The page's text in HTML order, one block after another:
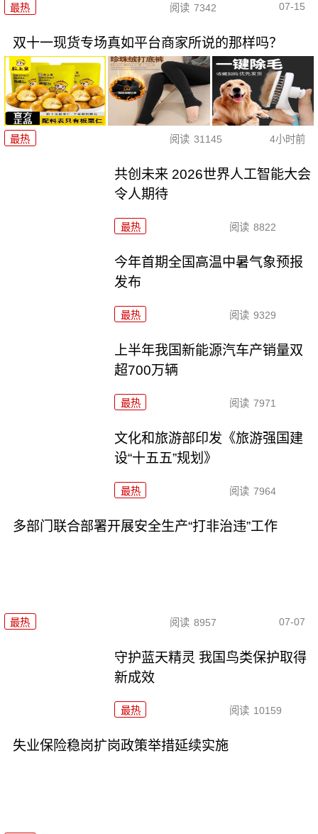
最热 阅读 7342 07-15
双十一现货专场真如平台商家所说的那样吗？
最热 阅读 31145 4小时前
共创未来 2026世界人工智能大会
令人期待
最热 阅读 8822
今年首期全国高温中暑气象预报
发布
最热 阅读 9329
上半年我国新能源汽车产销量双
超700万辆
最热 阅读 7971
文化和旅游部印发《旅游强国建
设“十五五”规划》
最热 阅读 7964
多部门联合部署开展安全生产“打非治违”工作
最热 阅读 8957 07-07
守护蓝天精灵 我国鸟类保护取得
新成效
最热 阅读 10159
失业保险稳岗扩岗政策举措延续实施